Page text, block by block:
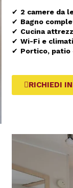
✔ 2 camere da
✔ Bagno
✔ Cucina
✔ Wi-Fi e
✔ Portico, patio
RICHIEDI